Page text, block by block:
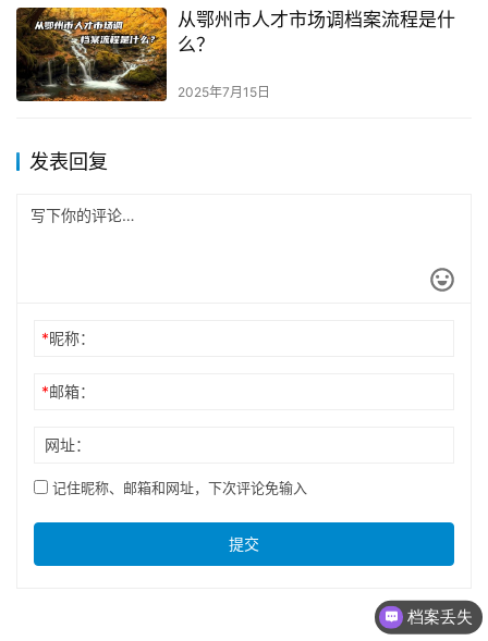
从鄂州市人才市场调档案流程是什
么？
2025年7月15日
发表回复
*昵称：
*邮箱：
网址：
记住昵称、邮箱和网址，下次评论免输入
提交
档案丢失